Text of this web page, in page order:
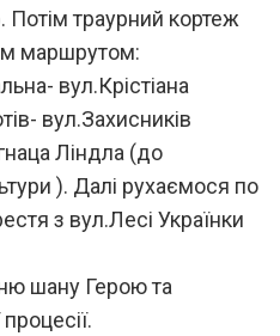
Потім траурний кортеж
маршрутом:
вул.Крістіана
вул.Захисників
Ліндла (до
). Далі рухаємося по
з вул.Лесі Українки
шану Герою та